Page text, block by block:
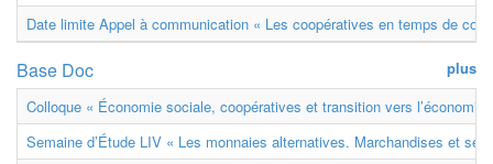
Date limite Appel à communication « Les coopératives en temps de
plus
Base Doc
Colloque « Économie sociale, coopératives et transition vers
Semaine d’Étude LIV « Les monnaies alternatives. Marchandises et